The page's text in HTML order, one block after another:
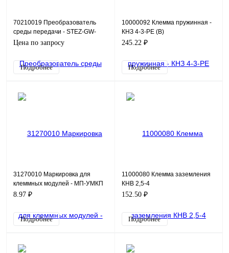
70210019 Преобразователь
среды передачи - STEZ-GW-
SFX-485/232
Цена по запросу
Подробнее
10000092 Клемма пружинная -
КНЗ 4-3-РЕ (В)
245.22 ₽
Подробнее
31270010 Маркировка для
клеммных модулей - МП-УМКП
5
8.97 ₽
Подробнее
11000080 Клемма заземления
КНВ 2,5-4
152.50 ₽
Подробнее